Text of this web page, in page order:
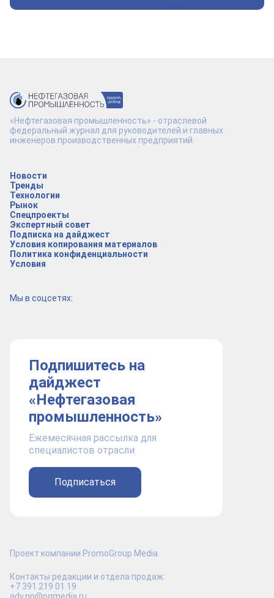
Новости
Тренды
Технологии
Рынок
Спецпроекты
Экспертный совет
Подписка на дайджест
Условия копирования материалов
Политика конфиденциальности
Условия
Мы в соцсетях:
Подпишитесь на
дайджест
«Нефтегазовая
промышленность»
Ежемесячная рассылка для
специалистов отрасли
Подписаться
«Нефтегазовая промышленность» - отраслевой
федеральный журнал для руководителей и главных
инженеров производственных предприятий.
Проект компании PromoGroup Media.
Контакты редакции и отдела продаж:
+7 391 219 01 19